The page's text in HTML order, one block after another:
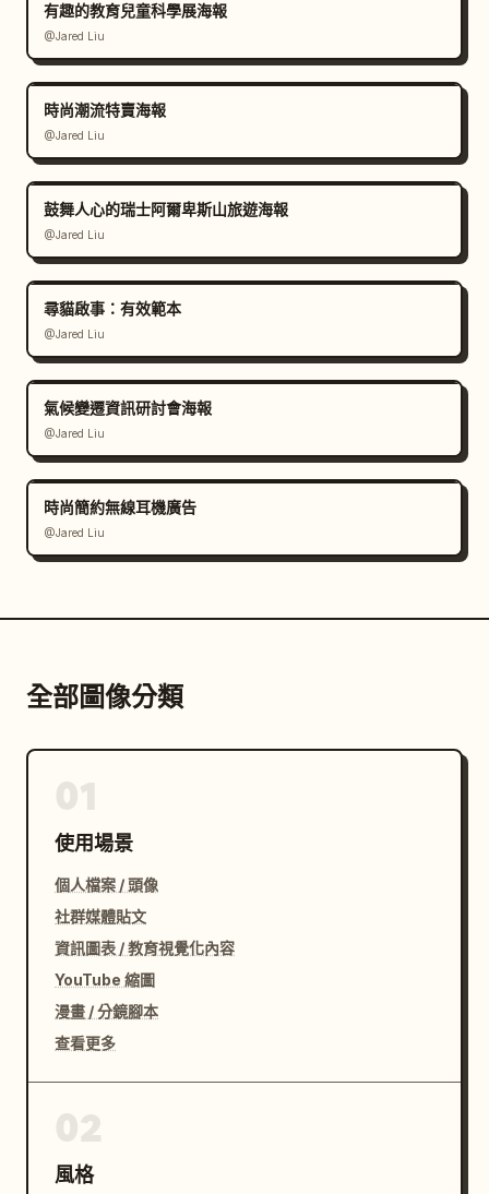
有趣的教育兒童科學展海報
@Jared Liu
時尚潮流特賣海報
@Jared Liu
鼓舞人心的瑞士阿爾卑斯山旅遊海報
@Jared Liu
尋貓啟事：有效範本
@Jared Liu
氣候變遷資訊研討會海報
@Jared Liu
時尚簡約無線耳機廣告
@Jared Liu
全部圖像分類
使用場景
個人檔案 / 頭像
社群媒體貼文
資訊圖表 / 教育視覺化內容
YouTube 縮圖
漫畫 / 分鏡腳本
查看更多
風格